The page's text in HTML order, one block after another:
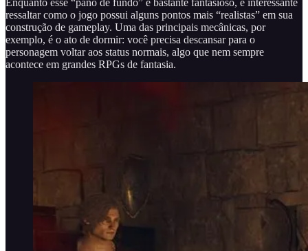
Enquanto esse “pano de fundo” é bastante fantasioso, é interessante
ressaltar como o jogo possui alguns pontos mais “realistas” em sua
construção de gameplay. Uma das principais mecânicas, por
exemplo, é o ato de dormir: você precisa descansar para o
personagem voltar aos status normais, algo que nem sempre
acontece em grandes RPGs de fantasia.